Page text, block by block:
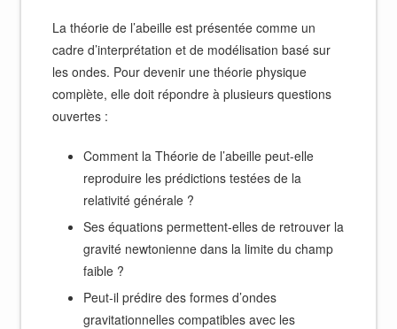
La théorie de l’abeille est présentée comme un
cadre d’interprétation et de modélisation basé sur
les ondes. Pour devenir une théorie physique
complète, elle doit répondre à plusieurs questions
ouvertes :
Comment la Théorie de l’abeille peut-elle
reproduire les prédictions testées de la
relativité générale ?
Ses équations permettent-elles de retrouver la
gravité newtonienne dans la limite du champ
faible ?
Peut-il prédire des formes d’ondes
gravitationnelles compatibles avec les